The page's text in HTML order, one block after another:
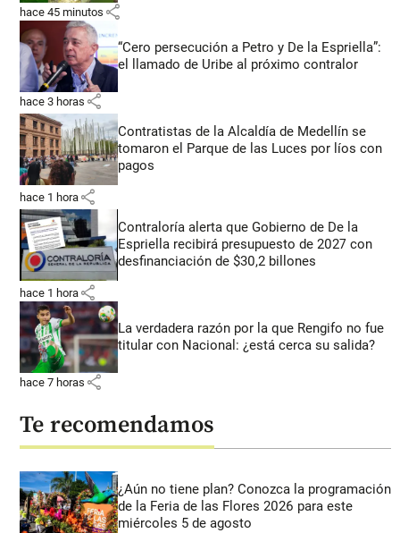
hace 45 minutos share
“Cero persecución a Petro y De la Espriella”:
el llamado de Uribe al próximo contralor
hace 3 horas share
Contratistas de la Alcaldía de Medellín se
tomaron el Parque de las Luces por líos con
pagos
hace 1 hora share
Contraloría alerta que Gobierno de De la
Espriella recibirá presupuesto de 2027 con
desfinanciación de $30,2 billones
hace 1 hora share
La verdadera razón por la que Rengifo no fue
titular con Nacional: ¿está cerca su salida?
hace 7 horas share
Te recomendamos
¿Aún no tiene plan? Conozca la programación
de la Feria de las Flores 2026 para este
miércoles 5 de agosto